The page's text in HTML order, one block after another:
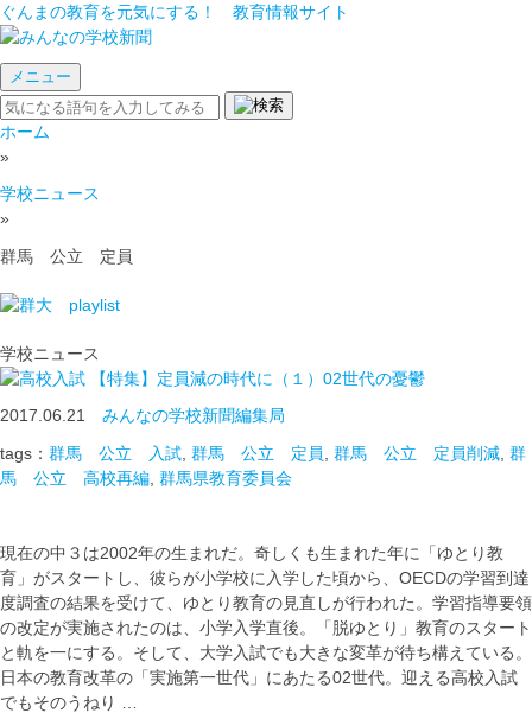
ぐんまの教育を元気にする！ 教育情報サイト
メニュー
ホーム
»
学校ニュース
»
群馬 公立 定員
学校ニュース
【特集】定員減の時代に（１）02世代の憂鬱
2017.06.21 みんなの学校新聞編集局
tags： 群馬 公立 入試 群馬 公立 定員 群馬 公立 定員削減 群
馬 公立 高校再編 群馬県教育委員会
現在の中３は2002年の生まれだ。奇しくも生まれた年に「ゆとり教
育」がスタートし、彼らが小学校に入学した頃から、OECDの学習到達
度調査の結果を受けて、ゆとり教育の見直しが行われた。学習指導要領
の改定が実施されたのは、小学入学直後。「脱ゆとり」教育のスタート
と軌を一にする。そして、大学入試でも大きな変革が待ち構えている。
日本の教育改革の「実施第一世代」にあたる02世代。迎える高校入試
でもそのうねり …